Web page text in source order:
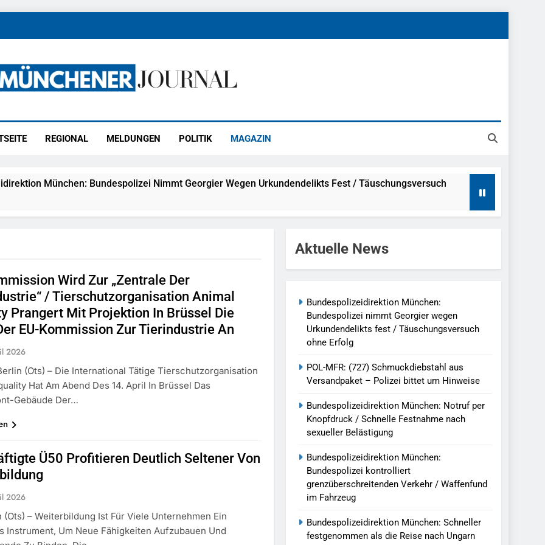
REGIONAL MELDUNGEN POLITIK MAGAZIN
München: Bundespolizei Nimmt Georgier Wegen Urkundendelikts Fest / Täuschungsversuch
München: Notruf Per Knopfdruck / Schnelle Festnahme Nach Sexueller Belästigung
München: Bundespolizei Kontrolliert Grenzüberschreitenden Verkehr / Waffenfund Im
München: Schneller Festgenommen Als Die Reise Nach Ungarn Beendet / Bundespolizei Nimmt
Ungarn Mit Auslieferungshaftbefehl Fest
München: Ausgesetzte Katze Am Bahnhof Bamberg Aufgefunden – Tierheim Übernimmt
Auf: Schrotthändler Erschleicht Rund 45.000 Euro Sozialleistungen Ermittlungen Der Finanzkontrolle
Europäischen Auslieferungshaftbefehl
München: Update Zu Den Einsatzmaßnahmen Der Bundespolizei In Saarbrücken
München: Beinahekollision An Bahnübergang In Aubing / Bundespolizei Ermittelt Wegen
In Den Bahnverkehr
Wird Zur „Zentrale Der
/ Tierschutzorganisation Animal
Prangert Mit Projektion In Brüssel Die
EU-Kommission Zur Tierindustrie An
2026
(ots) – Die International Tätige Tierschutzorganisation
Hat Am Abend Des 14. April In Brüssel Das
Gebäude Der…
Ü50 Profitieren Deutlich Seltener Von
2026
(ots) – Weiterbildung Ist Für Viele Unternehmen Ein
Instrument, Um Neue Fähigkeiten Aufzubauen Und
Aktuelle News
Bundespolizeidirektion München:
Bundespolizei nimmt Georgier wegen
Urkundendelikts fest / Täuschungsversuch
ohne Erfolg
POL-MFR: (727) Schmuckdiebstahl aus
Versandpaket – Polizei bittet um Hinweise
Bundespolizeidirektion München: Notruf per
Knopfdruck / Schnelle Festnahme nach
sexueller Belästigung
Bundespolizeidirektion München:
Bundespolizei kontrolliert
grenzüberschreitenden Verkehr / Waffenfund
im Fahrzeug
Bundespolizeidirektion München: Schneller
festgenommen als die Reise nach Ungarn